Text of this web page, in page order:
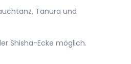
Tanura und
Shisha-Ecke möglich.